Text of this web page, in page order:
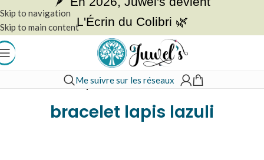
Skip to navigation
Skip to main contentL'Écrin du Colibri 🌿
Me suivre sur les réseaux
bracelet lapis lazuli
bracelet lapis lazuli